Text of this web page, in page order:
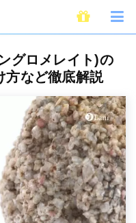
ケセラストーン(礫岩・コング
グロメレイト)の
方など徹底解説